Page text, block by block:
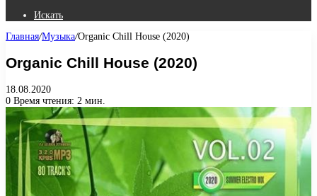
Искать
Главная/Музыка/Organic Chill House (2020)
Organic Chill House (2020)
18.08.2020
0 Время чтения: 2 мин.